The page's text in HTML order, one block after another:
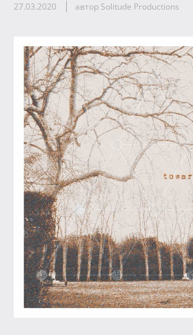
27.03.2020 автор Solitude Productions